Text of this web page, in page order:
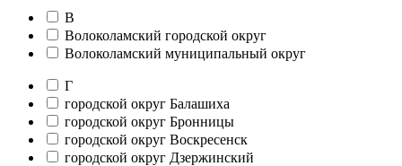
В
Волоколамский городской округ
Волоколамский муниципальный округ
Г
городской округ Балашиха
городской округ Бронницы
городской округ Воскресенск
городской округ Дзержинский